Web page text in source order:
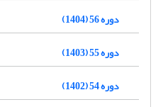
دوره 56 (1404)
دوره 55 (1403)
دوره 54 (1402)